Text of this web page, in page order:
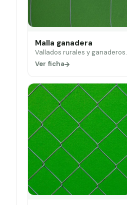
Malla ganadera
Vallados rurales y ganaderos.
Ver ficha